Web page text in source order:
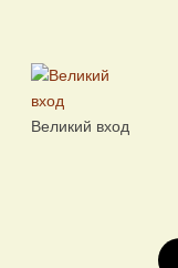
Великий вход